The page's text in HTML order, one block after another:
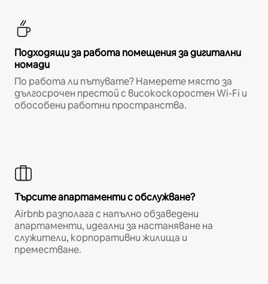
Подходящи за работа помещения за дигитални
номади
По работа ли пътувате? Намерете място за
дългосрочен престой с високоскоростен Wi-Fi и
обособени работни пространства.
Търсите апартаменти с обслужване?
Airbnb разполага с напълно обзаведени
апартаменти, идеални за настаняване на
служители, корпоративни жилища и
преместване.